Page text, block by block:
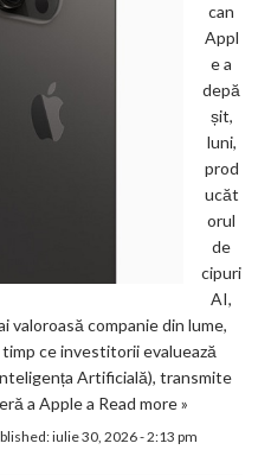
can
Appl
e a
depă
șit,
luni,
prod
ucăt
orul
de
cipuri
AI,
valoroasă companie din lume,
ce investitorii evaluează
Artificială), transmite
a Apple a Read more »
iulie 30, 2026 - 2:13 pm